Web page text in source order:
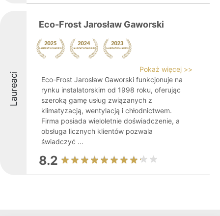
Laureaci
Eco-Frost Jarosław Gaworski
Pokaż więcej >>
Eco-Frost Jarosław Gaworski funkcjonuje na
rynku instalatorskim od 1998 roku, oferując
szeroką gamę usług związanych z
klimatyzacją, wentylacją i chłodnictwem.
Firma posiada wieloletnie doświadczenie, a
obsługa licznych klientów pozwala
świadczyć ...
8.2